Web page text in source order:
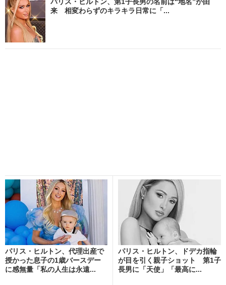
来 相変わらずのキラキラ日常に「...
パリス・ヒルトン、代理出産で
授かった息子の1歳バースデー
に感無量「私の人生は永遠...
パリス・ヒルトン、ドデカ指輪
が目を引く親子ショット 第1子
長男に「天使」「最高に...